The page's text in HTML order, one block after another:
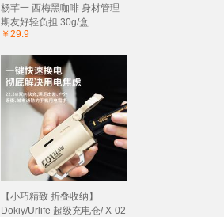
杨芊一 西梅黑咖啡 身材管理
期友好轻负担 30g/盒
￥29.9
【小巧精致 折叠收纳】
Dokiy/Urlife 超级充电仓/ X-02